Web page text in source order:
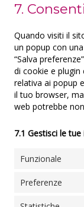
7. Consenti
Quando visiti il
un popup con
“Salva
di cookie e
relativa ai popup
il tuo browser,
web potrebbe
7.1 Gestisci le
Funzionale
Preferenze